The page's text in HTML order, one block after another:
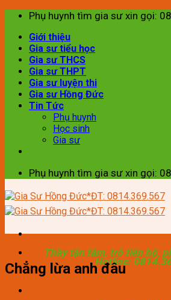
Skip
content
Phụ huynh tìm gia sư xin gọi:
Giới thiệu
Gia sư tiểu học
Gia sư THCS
Gia sư THPT
Gia sư luyện thi
Gia sư Hồng Đức
Tin Tức
Phụ huynh
Học sinh
Gia sư
Phụ huynh tìm gia sư xin gọi:
Thầy tận tâm, trò tiến bộ,
Hotline:
Chẳng lừa anh đâu